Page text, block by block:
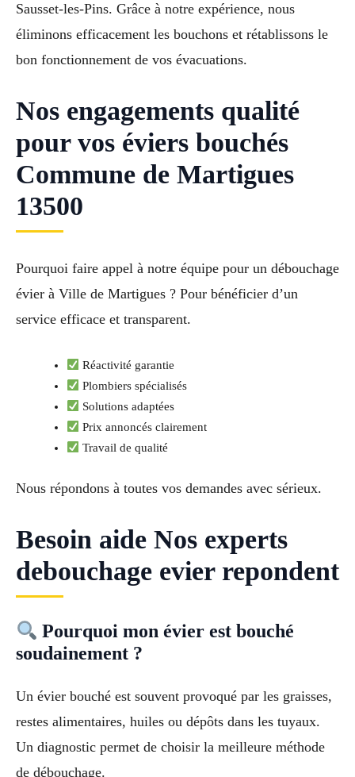
Sausset-les-Pins. Grâce à notre expérience, nous
éliminons efficacement les bouchons et rétablissons le
bon fonctionnement de vos évacuations.
Nos engagements qualité
pour vos éviers bouchés
Commune de Martigues
13500
Pourquoi faire appel à notre équipe pour un débouchage
évier à Ville de Martigues ? Pour bénéficier d’un
service efficace et transparent.
Réactivité garantie
Plombiers spécialisés
Solutions adaptées
Prix annoncés clairement
Travail de qualité
Nous répondons à toutes vos demandes avec sérieux.
Besoin aide Nos experts
debouchage evier repondent
Pourquoi mon évier est bouché
soudainement ?
Un évier bouché est souvent provoqué par les graisses,
restes alimentaires, huiles ou dépôts dans les tuyaux.
Un diagnostic permet de choisir la meilleure méthode
de débouchage.